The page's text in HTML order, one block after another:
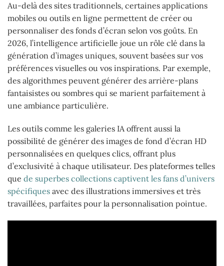
Au-delà des sites traditionnels, certaines applications
mobiles ou outils en ligne permettent de créer ou
personnaliser des fonds d’écran selon vos goûts. En
2026, l’intelligence artificielle joue un rôle clé dans la
génération d’images uniques, souvent basées sur vos
préférences visuelles ou vos inspirations. Par exemple,
des algorithmes peuvent générer des arrière-plans
fantaisistes ou sombres qui se marient parfaitement à
une ambiance particulière.
Les outils comme les galeries IA offrent aussi la
possibilité de générer des images de fond d’écran HD
personnalisées en quelques clics, offrant plus
d’exclusivité à chaque utilisateur. Des plateformes telles
que de superbes collections captivent les fans d’univers
spécifiques avec des illustrations immersives et très
travaillées, parfaites pour la personnalisation pointue.